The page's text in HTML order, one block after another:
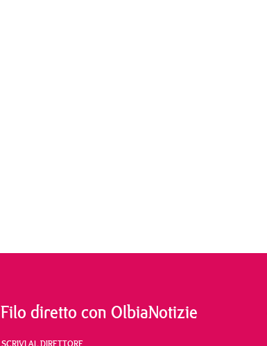
Filo diretto con OlbiaNotizie
SCRIVI AL DIRETTORE